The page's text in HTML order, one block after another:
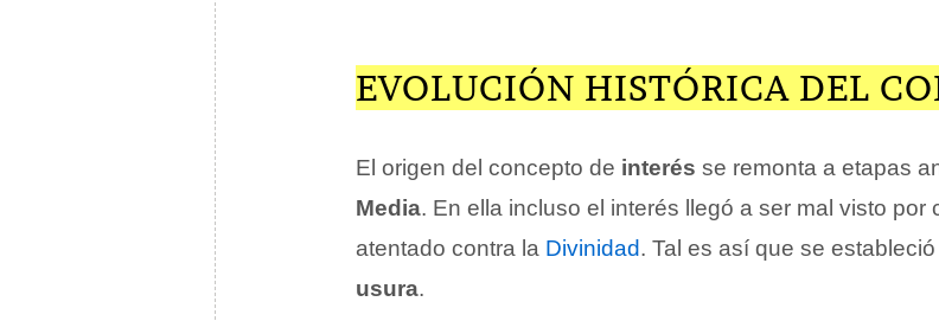
EVOLUCIÓN HISTÓRICA DEL
El origen del concepto de interés se remonta a etapas
Media. En ella incluso el interés llegó a ser mal visto por
atentado contra la Divinidad. Tal es así que se
usura.